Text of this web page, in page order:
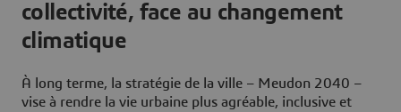
collectivité, face au changement
climatique
À long terme, la stratégie de la ville – Meudon 2040 –
vise à rendre la vie urbaine plus agréable, inclusive et